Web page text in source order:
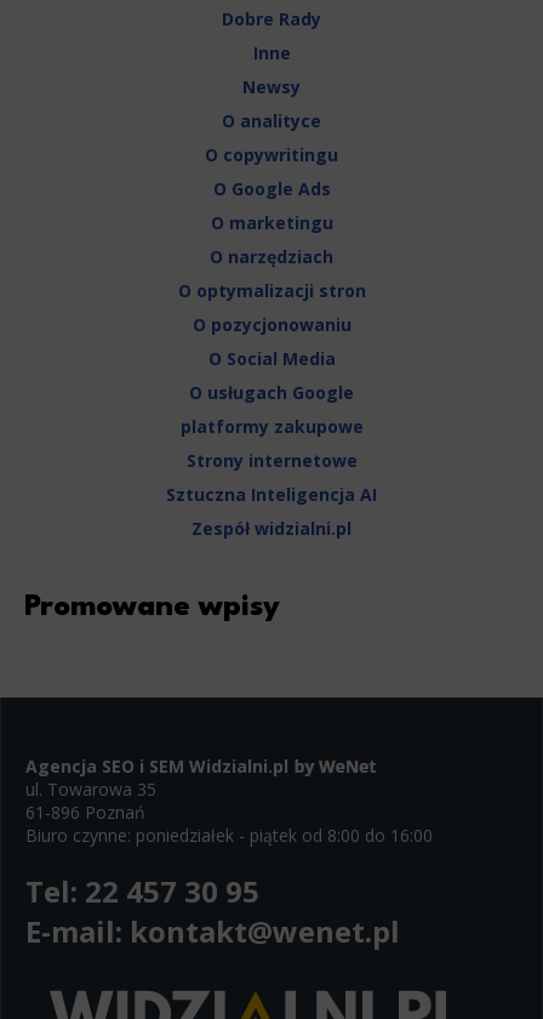
Dobre Rady
Inne
Newsy
O analityce
O copywritingu
O Google Ads
O marketingu
O narzędziach
O optymalizacji stron
O pozycjonowaniu
O Social Media
O usługach Google
platformy zakupowe
Strony internetowe
Sztuczna Inteligencja AI
Zespół widzialni.pl
Promowane wpisy
Agencja SEO i SEM Widzialni.pl
ul. Towarowa 35
61-896 Poznań
Biuro czynne: poniedziałek - piątek od 8:00 do 16:00
Tel: 22 457 30 95
E-mail: kontakt@wenet.pl